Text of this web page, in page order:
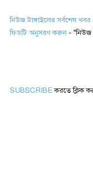
নিউজ টাঙ্গাইলের সর্বশেষ
ফিডটি অনুসরণ করুন - "নিউজ
SUBSCRIBEকরতে ক্লিক